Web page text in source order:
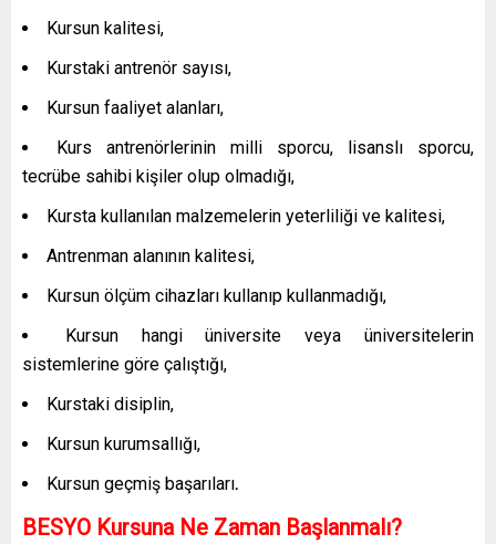
Kursun kalitesi,
Kurstaki antrenör sayısı,
Kursun faaliyet alanları,
Kurs antrenörlerinin milli sporcu, lisanslı sporcu,
tecrübe sahibi kişiler olup olmadığı,
Kursta kullanılan malzemelerin yeterliliği ve kalitesi,
Antrenman alanının kalitesi,
Kursun ölçüm cihazları kullanıp kullanmadığı,
Kursun hangi üniversite veya üniversitelerin
sistemlerine göre çalıştığı,
Kurstaki disiplin,
Kursun kurumsallığı,
Kursun geçmiş başarıları.
BESYO Kursuna Ne Zaman Başlanmalı?